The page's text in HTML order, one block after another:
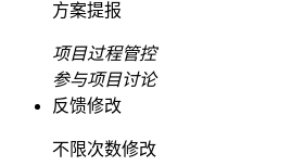
方案提报
项目过程管控
参与项目讨论
反馈修改
不限次数修改